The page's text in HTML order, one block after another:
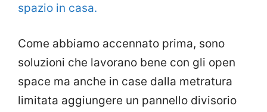
spazio in casa.
Come abbiamo accennato prima, sono
soluzioni che lavorano bene con gli open
space ma anche in case dalla metratura
limitata aggiungere un pannello divisorio